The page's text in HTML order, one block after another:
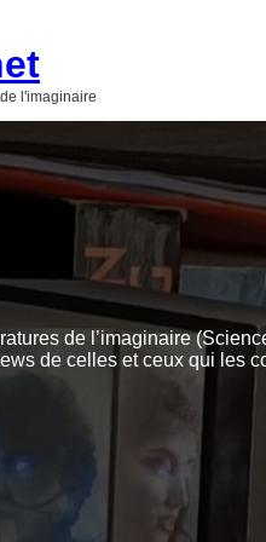
l'imaginaire
de l’imaginaire
de celles et ceux qui les